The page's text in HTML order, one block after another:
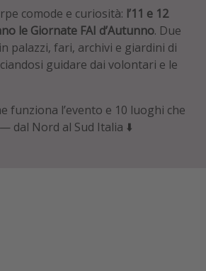
comode e curiosità: l’11 e 12
le Giornate FAI d’Autunno. Due
palazzi, fari, archivi e giardini di
guidare dai volontari e le
funziona l’evento e 10 luoghi che
dal Nord al Sud Italia ⬇️